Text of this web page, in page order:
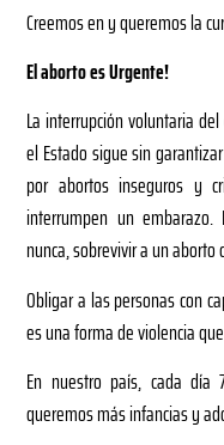
Creemos en y queremos la
El aborto es Urgente!
La interrupción voluntaria
el Estado sigue sin
por abortos inseguros y
interrumpen un
nunca, sobrevivir a un
Obligar a las personas con
es una forma de violencia
En nuestro país, cada
queremos más infancias y